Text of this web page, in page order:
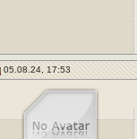
05.08.24, 17:53